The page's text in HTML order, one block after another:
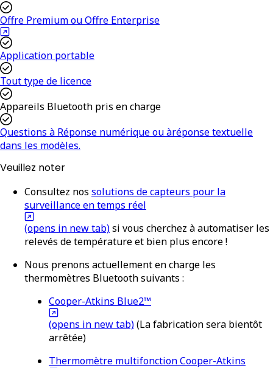
Offre Premium ou Offre Enterprise
Application portable
Tout type de licence
Appareils Bluetooth pris en charge
Questions à Réponse numérique ou àréponse textuelle
dans les modèles.
Veuillez noter
Consultez nos solutions de capteurs pour la
surveillance en temps réel
(opens in new tab)si vous cherchez à automatiser les
relevés de température et bien plus encore !
Nous prenons actuellement en charge les
thermomètres Bluetooth suivants :
Cooper-Atkins Blue2™
(opens in new tab)(La fabrication sera bientôt
arrêtée)
Thermomètre multifonction Cooper-Atkins